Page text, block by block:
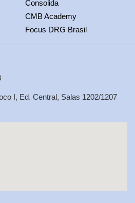
Consolida
CMB Academy
Focus DRG Brasil
I, Ed. Central, Salas 1202/1207